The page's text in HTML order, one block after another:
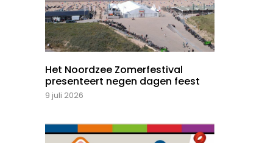
Het Noordzee Zomerfestival
presenteert negen dagen feest
9 juli 2026